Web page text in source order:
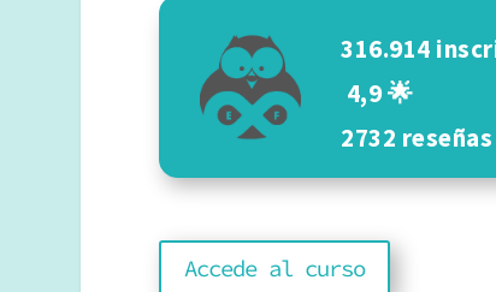
316.914
4,9 🌟
2732 reseñas
Accede al curso